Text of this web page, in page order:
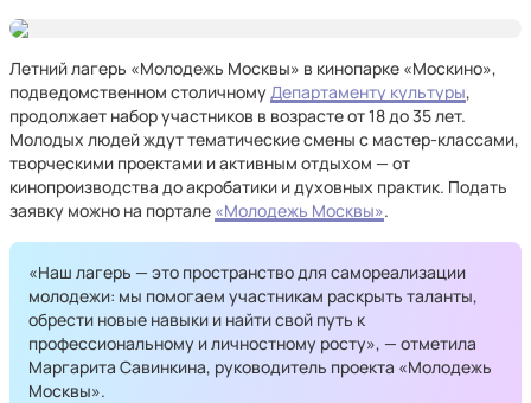
Летний лагерь «Молодежь Москвы» в кинопарке «Москино»,
подведомственном столичномуДепартаменту культуры,
продолжает набор участников в возрасте от 18 до 35 лет.
Молодых людей ждут тематические смены с мастер‑классами,
творческими проектами и активным отдыхом — от
кинопроизводства до акробатики и духовных практик. Подать
заявку можно на портале «Молодежь Москвы».
«Наш лагерь — это пространство для самореализации
молодежи: мы помогаем участникам раскрыть таланты,
обрести новые навыки и найти свой путь к
профессиональному и личностному росту», — отметила
Маргарита Савинкина, руководитель проекта «Молодежь
Москвы».